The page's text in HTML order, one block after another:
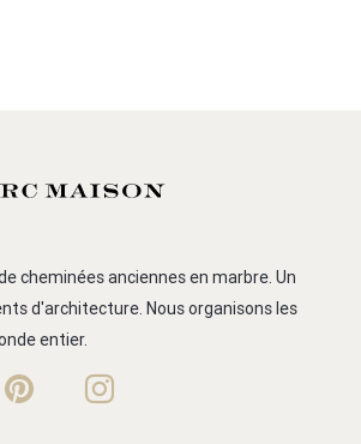
cheminées anciennes en marbre. Un
d'architecture. Nous organisons les
entier.